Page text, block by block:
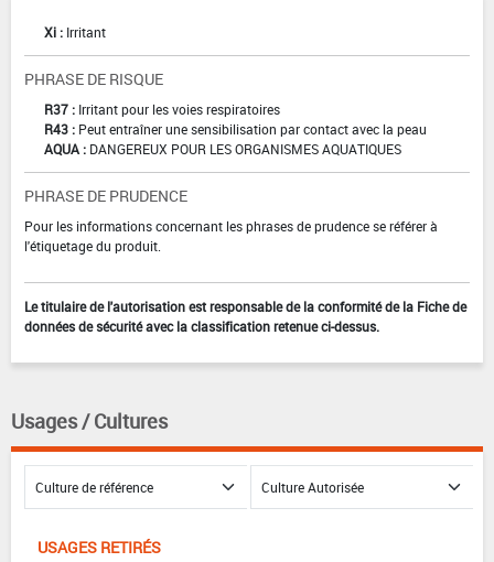
Xi : Irritant
PHRASE DE RISQUE
R37 : Irritant pour les voies respiratoires
R43 : Peut entraîner une sensibilisation par contact avec la peau
AQUA : DANGEREUX POUR LES ORGANISMES AQUATIQUES
PHRASE DE PRUDENCE
Pour les informations concernant les phrases de prudence se référer à
l'étiquetage du produit.
Le titulaire de l'autorisation est responsable de la conformité de la Fiche de
données de sécurité avec la classification retenue ci-dessus.
Usages / Cultures
USAGES RETIRÉS